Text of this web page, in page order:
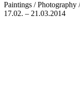
Paintings / Photography
17.02. – 21.03.2014